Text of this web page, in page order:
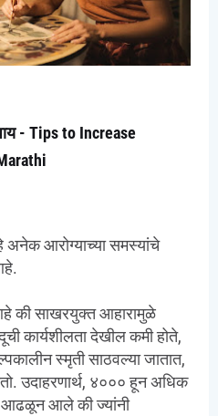
- Tips to Increase
अनेक आरोग्याच्या समस्यांचे
की साखरयुक्त आहारामुळे
कार्यशीलता देखील कमी होते,
स्मृती साठवल्या जातात,
उदाहरणार्थ, ४००० हून अधिक
आढळून आले की ज्यांनी